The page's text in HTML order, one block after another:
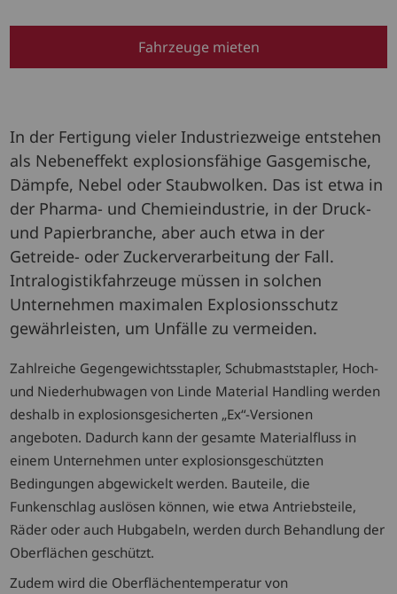
Fahrzeuge mieten
In der Fertigung vieler Industriezweige entstehen
als Nebeneffekt explosionsfähige Gasgemische,
Dämpfe, Nebel oder Staubwolken. Das ist etwa in
der Pharma- und Chemieindustrie, in der Druck-
und Papierbranche, aber auch etwa in der
Getreide- oder Zuckerverarbeitung der Fall.
Intralogistikfahrzeuge müssen in solchen
Unternehmen maximalen Explosionsschutz
gewährleisten, um Unfälle zu vermeiden.
Zahlreiche Gegengewichtsstapler, Schubmaststapler, Hoch-
und Niederhubwagen von Linde Material Handling werden
deshalb in explosionsgesicherten „Ex“-Versionen
angeboten. Dadurch kann der gesamte Materialfluss in
einem Unternehmen unter explosionsgeschützten
Bedingungen abgewickelt werden. Bauteile, die
Funkenschlag auslösen können, wie etwa Antriebsteile,
Räder oder auch Hubgabeln, werden durch Behandlung der
Oberflächen geschützt.
Zudem wird die Oberflächentemperatur von